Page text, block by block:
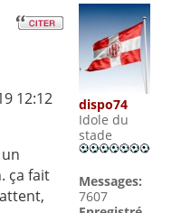
12:12
ça fait
dispo74
Idole du
stade
Messages:
7607